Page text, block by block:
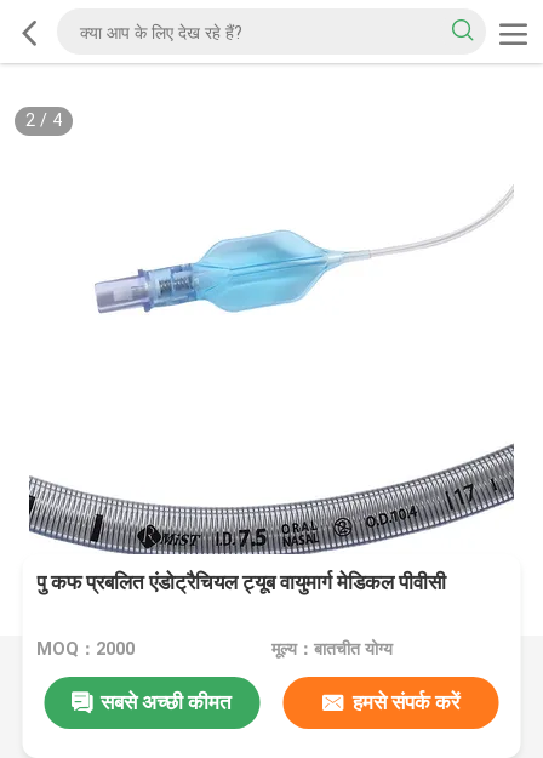
2/ 4
पु कफ प्रबलित एंडोट्रैचियल ट्यूब वायुमार्ग मेडिकल पीवीसी
MOQ：2000 मूल्य：बातचीत योग्य
सबसे अच्छी कीमत हमसे संपर्क करें